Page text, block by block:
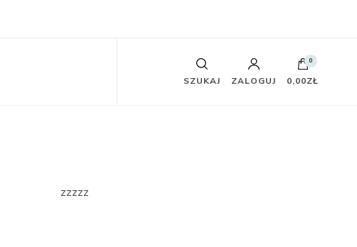
SZUKAJ ZALOGUJ
0
0,00ZŁ
zzzzz